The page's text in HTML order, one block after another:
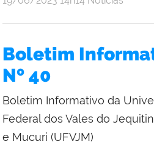
Boletim
Nº 40
Boletim Informativo da
Federal dos Vales do
e Mucuri (UFVJM)